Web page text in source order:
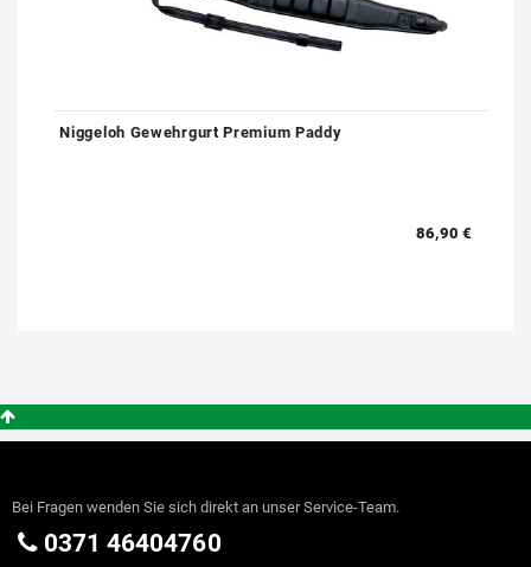
Niggeloh Gewehrgurt Premium Paddy
86,90 €
Bei Fragen wenden Sie sich direkt an unser Service-Team.
0371 46404760